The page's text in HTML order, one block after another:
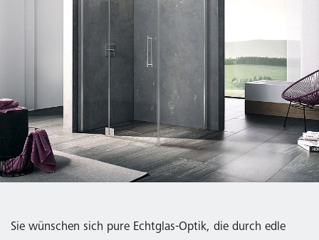
Sie wünschen sich pure Echtglas-Optik, die durch edle